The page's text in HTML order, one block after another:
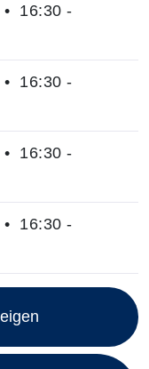
diesen Kurs
16:30 -
16:30 -
16:30 -
16:30 -